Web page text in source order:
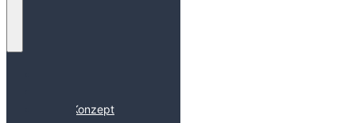
Unser Konzept